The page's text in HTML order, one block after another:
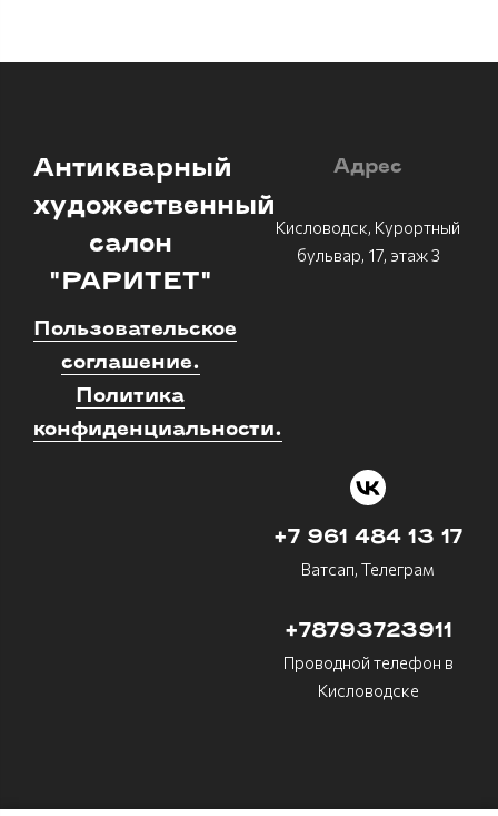
Антикварный
художественный
салон
"РАРИТЕТ"
Пользовательское
соглашение.
Политика
конфиденциальности.
Адрес
Кисловодск, Курортный
бульвар, 17, этаж 3
+7 961 484 13 17
Ватсап, Телеграм
+78793723911
Проводной телефон в
Кисловодске